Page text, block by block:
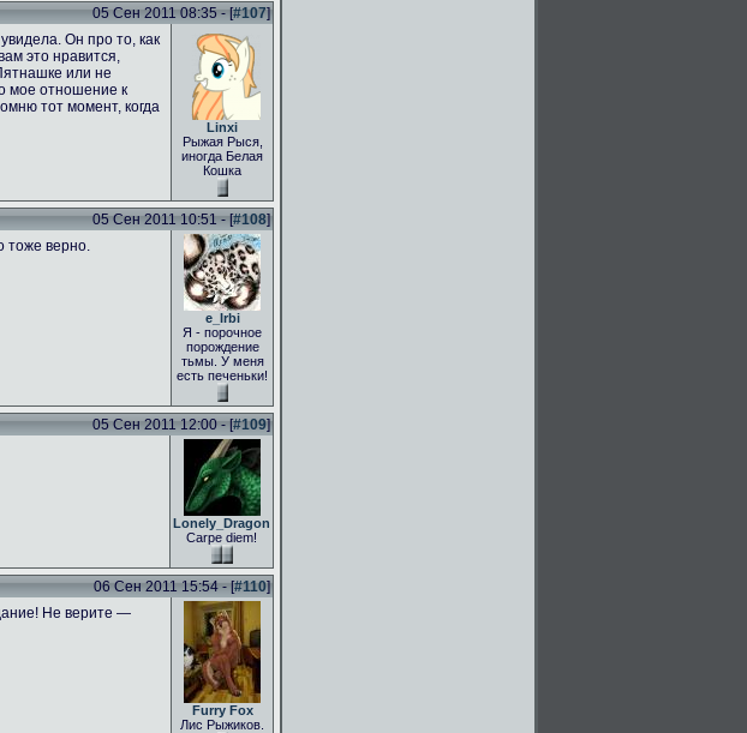
05 Сен 2011 08:35 - [#107]
Он про то, как
это нравится,
или не
мое отношение к
тот момент, когда
Linxi
Рыжая Рыся,
иногда Белая
Кошка
05 Сен 2011 10:51 - [#108]
тоже верно.
e_Irbi
Я - порочное
порождение
тьмы. У меня
есть печеньки!
05 Сен 2011 12:00 - [#109]
Lonely_Dragon
Carpe diem!
06 Сен 2011 15:54 - [#110]
Не верите —
Furry Fox
Лис Рыжиков.